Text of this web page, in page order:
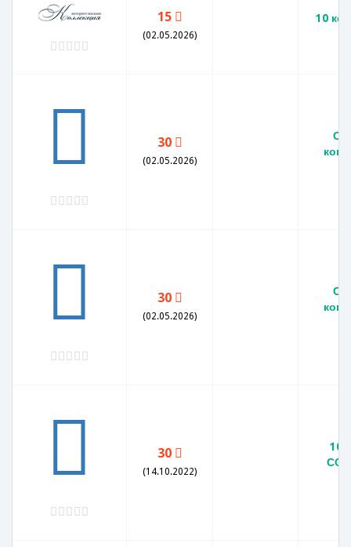
15
(02.05.2026)
10
30
(02.05.2026)
30
(02.05.2026)
30
(14.10.2022)
10